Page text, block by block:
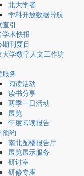
北大学者
学科开放数据导航
引
学术快报
期刊要目
大学数字人文工作坊
服务
阅读活动
读书分享
两季一日活动
展览
年度阅读报告
预约
南北配楼报告厅
展览展示服务
研讨室
研修专座